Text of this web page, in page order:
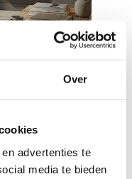
Over
advertenties te
media te bieden